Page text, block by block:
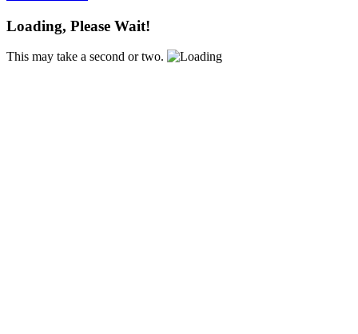
Loading, Please Wait!
This may take a second or two.